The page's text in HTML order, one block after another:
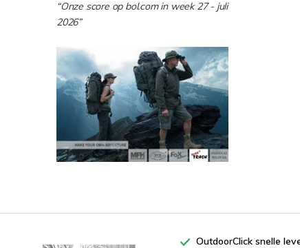
“Onze score op bol.com in week 27 - juli
2026”
OutdoorClick snelle